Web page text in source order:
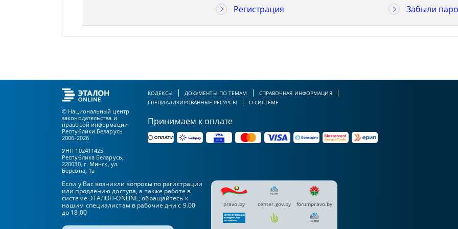
Регистрация Забыли
© Национальный центр
законодательства и
правовой информации
Республики Беларусь
2006-2026
УНП 102411425
Республика Беларусь,
220030, г. Минск, ул.
Берсона, 1а
КОДЕКСЫ ДОКУМЕНТЫ ПО ТЕМАМ
СПРАВОЧНАЯ ИНФОРМАЦИЯ
СПЕЦИАЛИЗИРОВАННЫЕ РЕСУРСЫ
О СИСТЕМЕ
Принимаем к оплате
Если у Вас возникли вопросы по регистрации
или продлению доступа, а также работе в
системе ЭТАЛОН-ONLINE, обращайтесь к
нашим специалистам в рабочие дни с 9.00
до 18.00
pravo.by center.gov.by forumpravo.by